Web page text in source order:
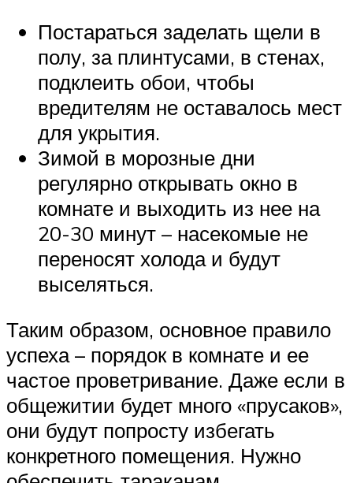
Постараться заделать щели в
полу, за плинтусами, в стенах,
подклеить обои, чтобы
вредителям не оставалось мест
для укрытия.
Зимой в морозные дни
регулярно открывать окно в
комнате и выходить из нее на
20-30 минут – насекомые не
переносят холода и будут
выселяться.
Таким образом, основное правило
успеха – порядок в комнате и ее
частое проветривание. Даже если в
общежитии будет много «прусаков»,
они будут попросту избегать
конкретного помещения. Нужно